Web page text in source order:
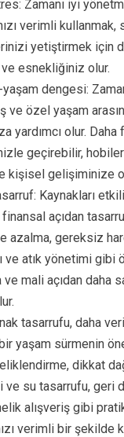
Zamanı iyi
verimli
yetiştirmek için
ve esnekliğiniz olur.
dengesi:
ve özel yaşam
yardımcı olur. Daha
geçirebilir,
kişisel gelişiminize
Kaynakları
açıdan
azalma, gereksiz
ve atık yönetimi gibi
ve mali açıdan daha
tasarrufu, daha
yaşam sürmenin
dikkat
ve su tasarrufu, geri
alışveriş gibi
verimli bir şekilde